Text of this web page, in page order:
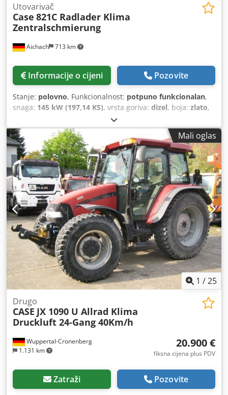
Aichach 713 km
Utovarivač
Case 821C Radlader Klima
Zentralschmierung
Informacije o cijeni Pozovite
Stanje: polovno, Funkcionalnost: potpuno funkcionalan,
snaga: 145 kW (197,14 KS), vrsta goriva: dizel, boja: zlato,
, Godina izgradnje:
sati:8.000 h, Oprema:centralizirani sustav za
podmazivanje, kabina, klima-uređaj, Mali oglas
1 /25
Wuppertal-Cronenberg
1.131 km
Drugo
CASE JX 1090 U Allrad Klima
Druckluft 24-Gang 40Km/h
20.900 €
fiksna cijena plus PDV
Zatraži Pozovite